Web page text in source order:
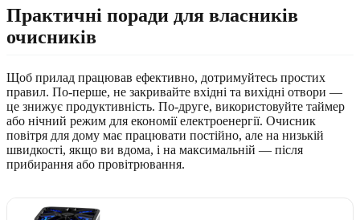
Практичні поради для власників
очисників
Щоб прилад працював ефективно, дотримуйтесь простих
правил. По-перше, не закривайте вхідні та вихідні отвори —
це знижує продуктивність. По-друге, використовуйте таймер
або нічний режим для економії електроенергії. Очисник
повітря для дому має працювати постійно, але на низькій
швидкості, якщо ви вдома, і на максимальній — після
прибирання або провітрювання.